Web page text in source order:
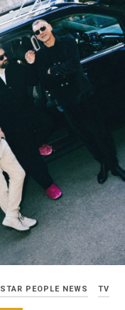
STAR PEOPLE NEWS TV